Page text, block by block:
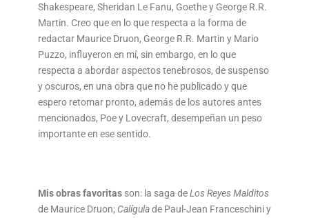
Shakespeare, Sheridan Le Fanu, Goethe y George R.R.
Martin. Creo que en lo que respecta a la forma de
redactar Maurice Druon, George R.R. Martin y Mario
Puzzo, influyeron en mí, sin embargo, en lo que
respecta a abordar aspectos tenebrosos, de suspenso
y oscuros, en una obra que no he publicado y que
espero retomar pronto, además de los autores antes
mencionados, Poe y Lovecraft, desempeñan un peso
importante en ese sentido.
Mis obras favoritasson: la saga deLos Reyes Malditos
de Maurice Druon;Calígulade Paul-Jean Franceschini y